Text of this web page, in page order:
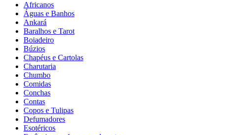
Africanos
Águas e Banhos
Ankará
Baralhos e Tarot
Boiadeiro
Búzios
Chapéus e Cartolas
Charutaria
Chumbo
Comidas
Conchas
Contas
Copos e Tulipas
Defumadores
Esotéricos